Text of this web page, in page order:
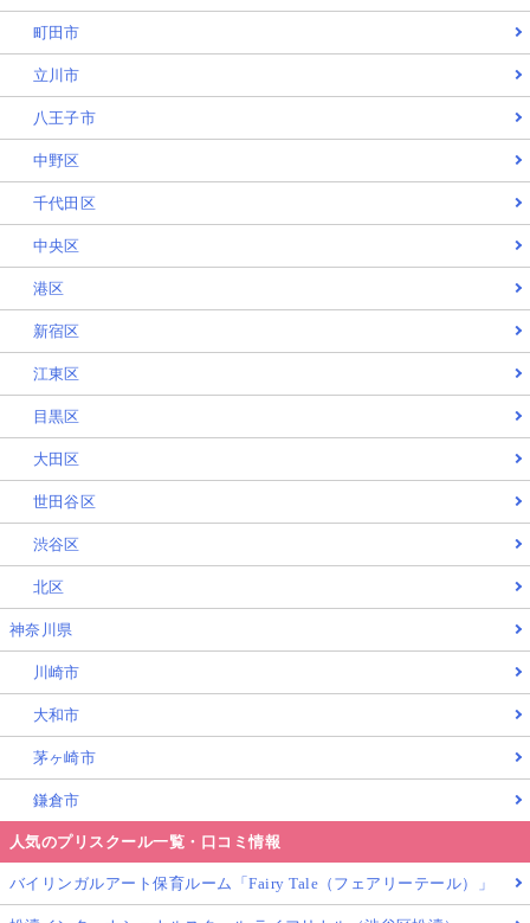
町田市
立川市
八王子市
中野区
千代田区
中央区
港区
新宿区
江東区
目黒区
大田区
世田谷区
渋谷区
北区
神奈川県
川崎市
大和市
茅ヶ崎市
鎌倉市
人気のプリスクール一覧・口コミ情報
バイリンガルアート保育ルーム「Fairy Tale（フェアリーテール）」